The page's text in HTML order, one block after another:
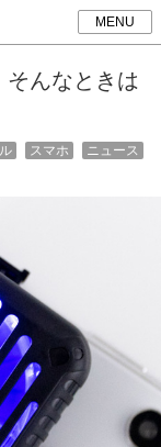
MENU
んなときは
ニュース
スマホ